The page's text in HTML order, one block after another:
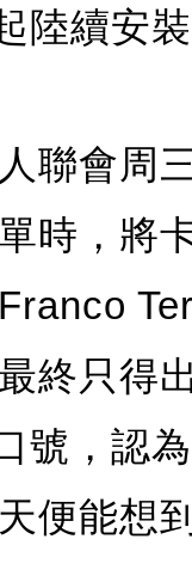
陸續安
聯會周
時，將
終只得
號，認
便能想